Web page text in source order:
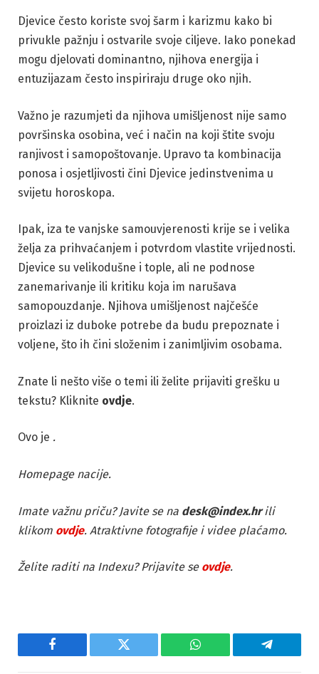
Djevice često koriste svoj šarm i karizmu kako bi
privukle pažnju i ostvarile svoje ciljeve. Iako ponekad
mogu djelovati dominantno, njihova energija i
entuzijazam često inspiriraju druge oko njih.
Važno je razumjeti da njihova umišljenost nije samo
površinska osobina, već i način na koji štite svoju
ranjivost i samopoštovanje. Upravo ta kombinacija
ponosa i osjetljivosti čini Djevice jedinstvenima u
svijetu horoskopa.
Ipak, iza te vanjske samouvjerenosti krije se i velika
želja za prihvaćanjem i potvrdom vlastite vrijednosti.
Djevice su velikodušne i tople, ali ne podnose
zanemarivanje ili kritiku koja im narušava
samopouzdanje. Njihova umišljenost najčešće
proizlazi iz duboke potrebe da budu prepoznate i
voljene, što ih čini složenim i zanimljivim osobama.
Znate li nešto više o temi ili želite prijaviti grešku u
tekstu? Kliknite ovdje.
Ovo je .
Homepage nacije.
Imate važnu priču? Javite se na desk@index.hrili
klikom ovdje. Atraktivne fotografije i videe plaćamo.
Želite raditi na Indexu? Prijavite se ovdje.
Facebook Twitter WhatsApp Telegram